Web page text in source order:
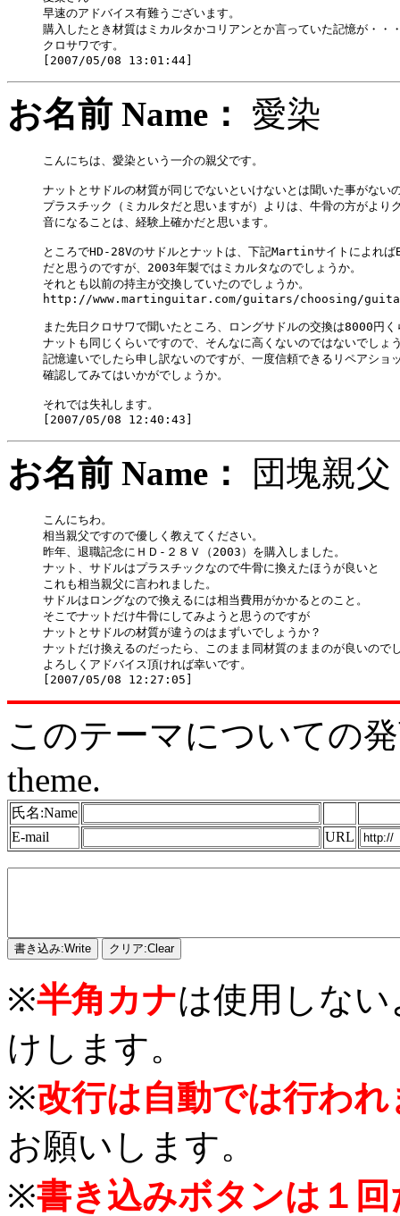
早速のアドバイス有難うございます。
購入したとき材質はミカルタかコリアンとか言っていた記憶が・・
クロサワです。
お名前 Name： 愛染
こんにちは、愛染という一介の親父です。
ナットとサドルの材質が同じでないといけないとは聞いた事がない
プラスチック（ミカルタだと思いますが）よりは、牛骨の方がより
音になることは、経験上確かだと思います。
ところでHD-28Vのサドルとナットは、下記Martinサイトによれば
だと思うのですが、2003年製ではミカルタなのでしょうか。
それとも以前の持主が交換していたのでしょうか。
http://www.martinguitar.com/guitars/choosing/
また先日クロサワで聞いたところ、ロングサドルの交換は8000円
ナットも同じくらいですので、そんなに高くないのではないでしょ
記憶違いでしたら申し訳ないのですが、一度信頼できるリペアショ
確認してみてはいかがでしょうか。
それでは失礼します。
お名前 Name： 団塊
こんにちわ。
相当親父ですので優しく教えてください。
昨年、退職記念にＨＤ-２８Ｖ（2003）を購入しました。
ナット、サドルはプラスチックなので牛骨に換えたほうが良いと
これも相当親父に言われました。
サドルはロングなので換えるには相当費用がかかるとのこと。
そこでナットだけ牛骨にしてみようと思うのですが
ナットとサドルの材質が違うのはまずいでしょうか？
ナットだけ換えるのだったら、このまま同材質のままのが良いので
よろしくアドバイス頂ければ幸いです。
このテーマについての
theme.
氏名:Name
E-mail
URL
※半角カナは使用しな
けします。
※改行は自動では行わ
お願いします。
※書き込みボタンは１